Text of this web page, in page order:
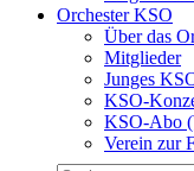
Orchester KSO
Über das
Mitglieder
Junges
KSO-
KSO-Abo
Verein zur